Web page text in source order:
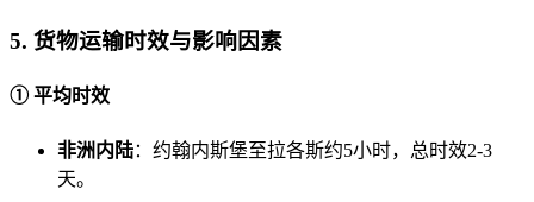
5. 货物运输时效与影响因素
① 平均时效
非洲内陆：约翰内斯堡至拉各斯约5小时，总时效2-3
天。